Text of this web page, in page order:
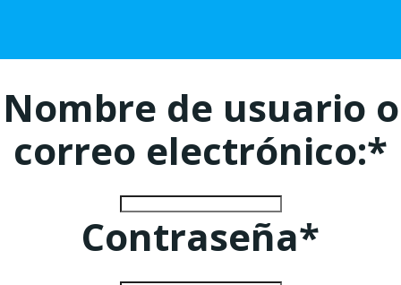
Nombre de usuario o
correo electrónico:*
Contraseña*